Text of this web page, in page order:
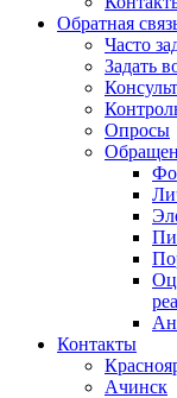
Обратная
Часто
Задать
Опросы
Контакты
Ачинск